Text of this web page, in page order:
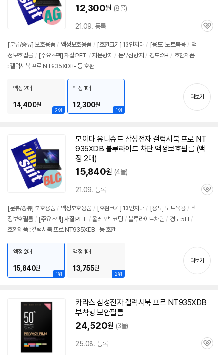
12,300원 (8몰)
21.09. 등록
관
[분류/종류] 보호용품 / 액정보호용품 / [호환크기] 13인치대 / [용도] 노트북용 / 액
정보호필름 / [주요스펙] 재질:PET / 지문방지 / 눈부심방지 / 경도:2H / 호환제품
: 갤럭시북 프로 NT935XDB- 등 호환
2위
액정 2매
14,400원
1위
액정 1매
12,300원
더보기
모이다 유니슈트 삼성전자 갤럭시북 프로 NT
935XDB 블루라이트 차단 액정보호필름 (액
정 2매)
15,840원 (4몰)
21.09. 등록
관
[분류/종류] 보호용품 / 액정보호용품 / [호환크기] 13인치대 / [용도] 노트북용 / 액
정보호필름 / [주요스펙] 재질:PET / 올레포빅코팅 / 블루라이트차단 / 경도:5H /
호환제품 : 갤럭시북 프로 NT935XDB- 등 호환
1위
액정 2매
15,840원
2위
액정 1매
13,755원
더보기
카라스 삼성전자 갤럭시북 프로 NT935XDB
부착형 보안필름
24,520원 (3몰)
25.08. 등록
관
세부정보 열기/접기